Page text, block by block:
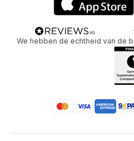
We hebben de echtheid van de